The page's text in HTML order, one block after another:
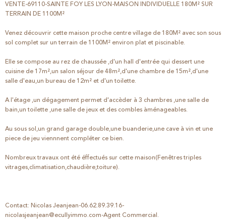
VENTE-69110-SAINTE FOY LES LYON-MAISON INDIVIDUELLE 180M² SUR
TERRAIN DE 1100M²
Venez découvrir cette maison proche centre village de 180M² avec son sous
sol complet sur un terrain de 1100M² environ plat et piscinable.
Elle se compose au rez de chaussée ,d'un hall d'entrée qui dessert une
cuisine de 17m²,un salon séjour de 48m²,d'une chambre de 15m²,d'une
salle d'eau,un bureau de 12m² et d'un toilette.
A l'étage ,un dégagement permet d'accèder à 3 chambres ,une salle de
bain,un toilette ,une salle de jeux et des combles àménageables.
Au sous sol,un grand garage double,une buanderie,une cave à vin et une
piece de jeu viennnent compléter ce bien.
Nombreux travaux ont été éffectués sur cette maison(Fenêtres triples
vitrages,climatisation,chaudière,toiture).
Contact: Nicolas Jeanjean-06.62.89.39.16-
nicolasjeanjean@ecullyimmo.com-Agent Commercial.